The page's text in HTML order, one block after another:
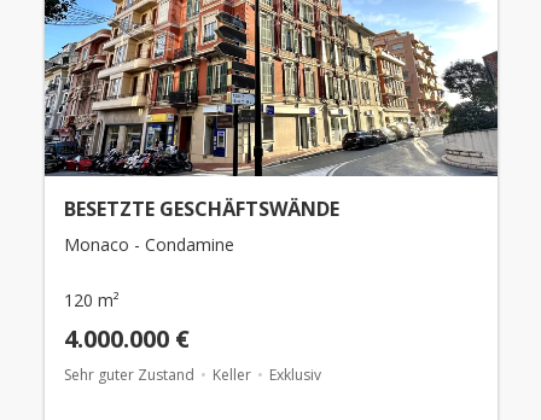
BESETZTE GESCHÄFTSWÄNDE
Monaco - Condamine
120 m²
4.000.000 €
Sehr guter Zustand Keller Exklusiv